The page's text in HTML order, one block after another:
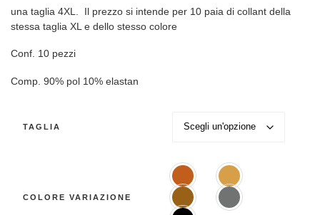
una taglia 4XL. Il prezzo si intende per 10 paia di collant della
stessa taglia XL e dello stesso colore
Conf. 10 pezzi
Comp. 90% pol 10% elastan
TAGLIA
COLORE VARIAZIONE